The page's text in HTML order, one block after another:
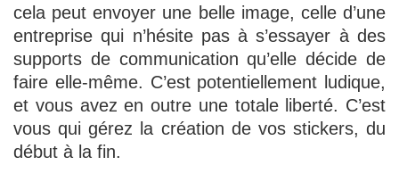
cela peut envoyer une belle image, celle d’une
entreprise qui n’hésite pas à s’essayer à des
supports de communication qu’elle décide de
faire elle-même. C’est potentiellement ludique,
et vous avez en outre une totale liberté. C’est
vous qui gérez la création de vos stickers, du
début à la fin.